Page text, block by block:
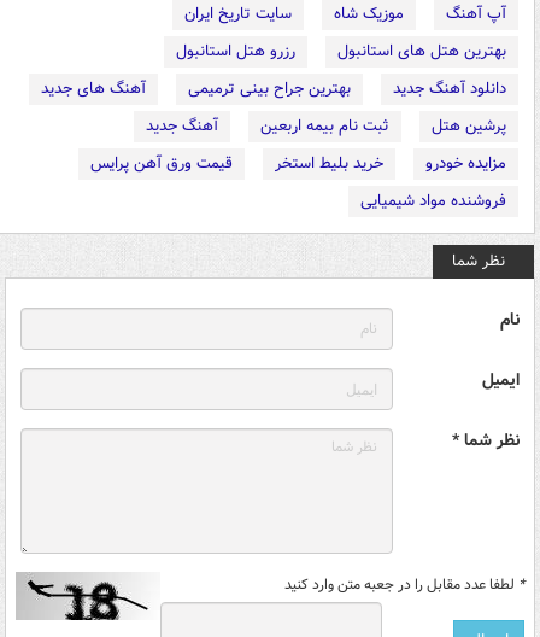
آپ آهنگ موزیک شاه
سایت تاریخ ایران
بهترین هتل های استانبول
رزرو هتل استانبول
دانلود آهنگ جدید
بهترین جراح بینی ترمیمی
آهنگ های جدید
پرشین هتل
ثبت نام بیمه اربعین
آهنگ جدید
مزایده خودرو
خرید بلیط استخر
قیمت ورق آهن پرایس
فروشنده مواد شیمیایی
نظر شما
نام
ایمیل
نظر شما *
* لطفا عدد مقابل را در جعبه متن وارد کنید